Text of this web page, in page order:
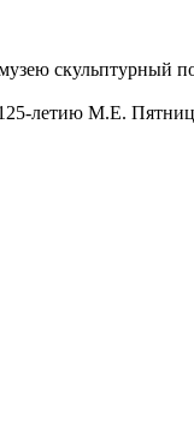
скульптурный
летию М.Е.